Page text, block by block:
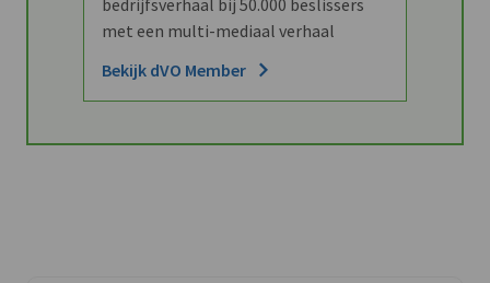
met een multi-mediaal verhaal
Bekijk dVO Member